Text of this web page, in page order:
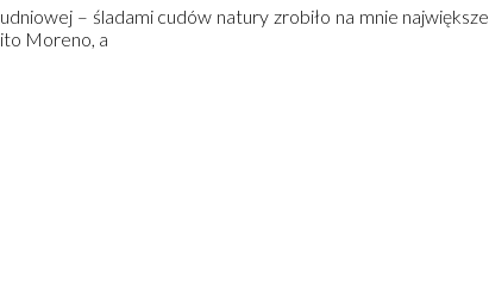
– śladami cudów natury zrobiło na mnie największe
Moreno, a